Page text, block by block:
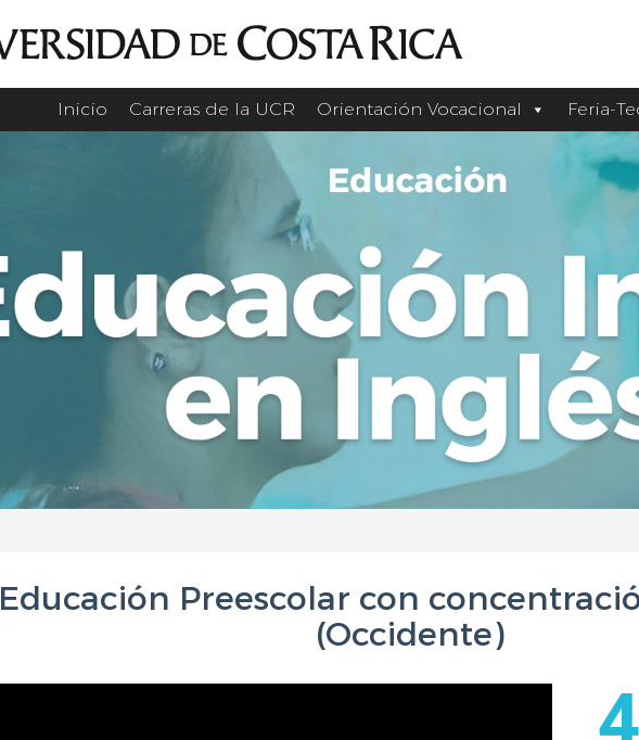
Inicio Carreras de la UCR Orientación Vocacional Feria-
Educación Preescolar con
(Occidente)